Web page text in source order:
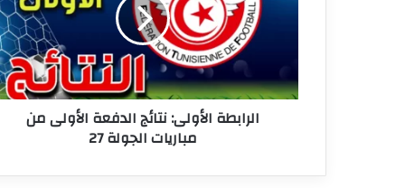
27
الرابطة الأولى: نتائج الدفعة الأولى من
مباريات الجولة 27